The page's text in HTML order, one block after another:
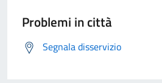
Problemi in città
Segnala disservizio